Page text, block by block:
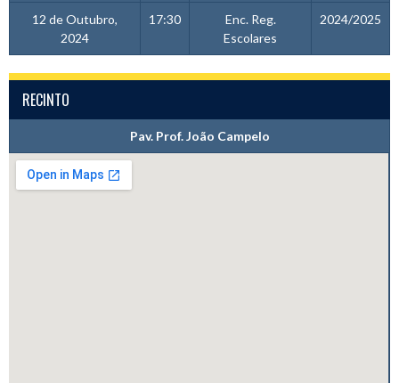
12 de Outubro,
2024
17:30
Enc. Reg.
Escolares
2024/2025
RECINTO
Pav. Prof. João Campelo